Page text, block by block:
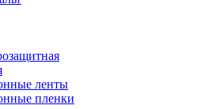
ленты
пленки